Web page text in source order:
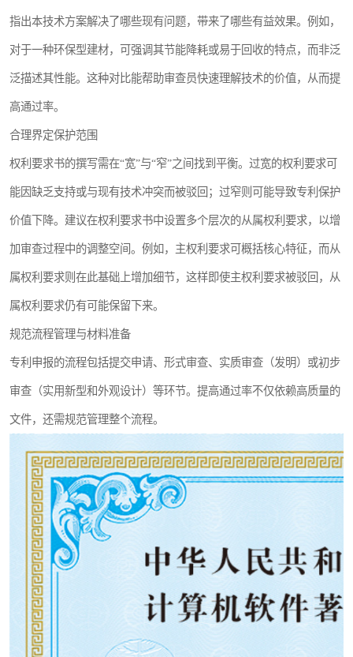
指出本技术方案解决了哪些现有问题，带来了哪些有益效果。例如，
对于一种环保型建材，可强调其节能降耗或易于回收的特点，而非泛
泛描述其性能。这种对比能帮助审查员快速理解技术的价值，从而提
高通过率。
合理界定保护范围
权利要求书的撰写需在“宽”与“窄”之间找到平衡。过宽的权利要求可
能因缺乏支持或与现有技术冲突而被驳回；过窄则可能导致专利保护
价值下降。建议在权利要求书中设置多个层次的从属权利要求，以增
加审查过程中的调整空间。例如，主权利要求可概括核心特征，而从
属权利要求则在此基础上增加细节，这样即使主权利要求被驳回，从
属权利要求仍有可能保留下来。
规范流程管理与材料准备
专利申报的流程包括提交申请、形式审查、实质审查（发明）或初步
审查（实用新型和外观设计）等环节。提高通过率不仅依赖高质量的
文件，还需规范管理整个流程。